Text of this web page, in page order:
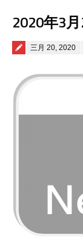
2020年3
Posted on
三月 20, 2020